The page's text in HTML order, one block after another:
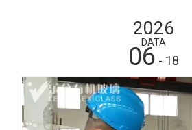
2026
DATA
06 - 18